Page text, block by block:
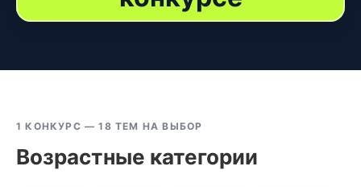
1 КОНКУРС — 18 ТЕМ НА ВЫБОР
Возрастные категории